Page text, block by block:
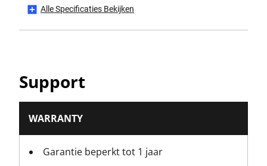
1000
Productgewicht [Kg]
Productbreedte [mm]
Alle Specificaties Bekijken
Support
WARRANTY
Garantie beperkt tot 1 jaar